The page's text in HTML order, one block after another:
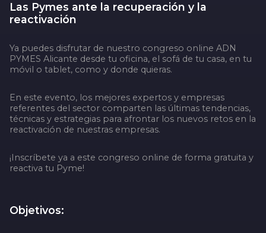
Las Pymes ante la recuperación y la
reactivación
Ya puedes disfrutar de nuestro congreso online ADN
PYMES Alicante desde tu oficina, el sofá de tu casa, en tu
móvil o tablet, como y donde quieras.
En este evento, los mejores expertos y empresas
referentes del sector comparten las últimas tendencias,
técnicas y estrategias para afrontar los nuevos retos en la
reactivación de nuestras empresas.
¡Inscríbete ya a este congreso online de forma gratuita y
reactiva tu Pyme!
Objetivos: